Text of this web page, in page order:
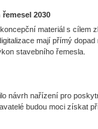
2030
materiál s cílem
mají přímý
stavebního řemesla.
návrh nařízení pro
budou moci získat